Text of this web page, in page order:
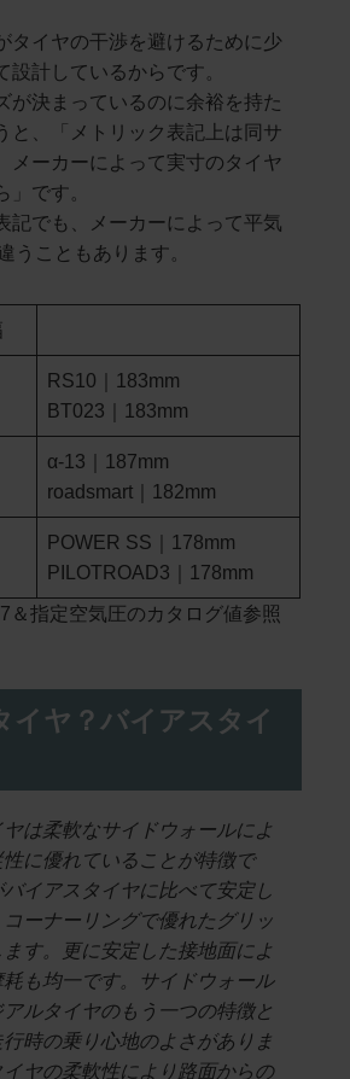
タイヤの干渉を避けるために少
設計しているからです。
が決まっているのに余裕を持た
と、「メトリック表記上は同サ
メーカーによって実寸のタイヤ
」です。
記でも、メーカーによって平気
うこともあります。
RS10｜183mm
BT023｜183mm
α-13｜187mm
roadsmart｜182mm
POWER SS｜178mm
PILOTROAD3｜178mm
指定空気圧のカタログ値参照
イヤ？バイアスタイ
ヤは柔軟なサイドウォールによ
性に優れていることが特徴で
イアスタイヤに比べて安定し
コーナーリングで優れたグリッ
ます。更に安定した接地面によ
耗も均一です。サイドウォール
ルタイヤのもう一つの特徴と
行時の乗り心地のよさがありま
イヤの柔軟性により路面からの